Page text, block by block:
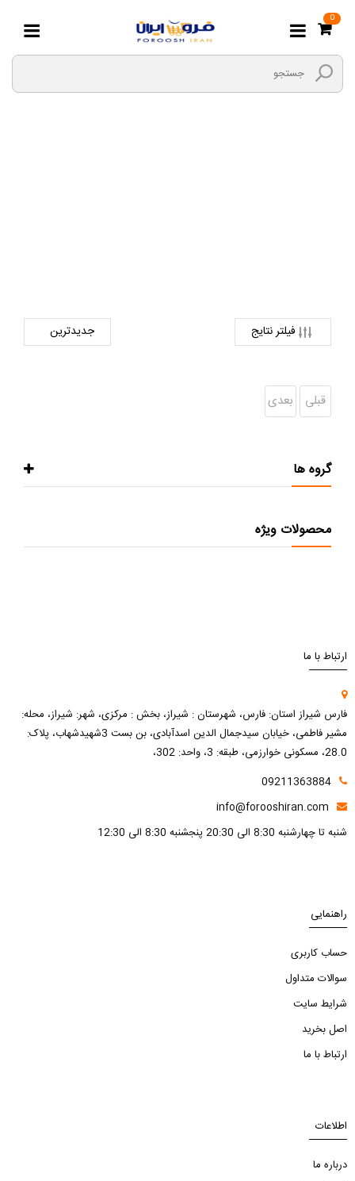
0
فیلتر نتایج
قبلی بعدی
گروه ها
محصولات ویژه
ارتباط با ما
فارس شیراز استان: فارس، شهرستان : شیراز، بخش : مرکزی، شهر: شیراز، محله:
مشیر فاطمی، خیابان سیدجمال الدین اسدآبادی، بن بست 3شهیدشهاب، پلاک:
28.0، مسکونی خوارزمی، طبقه: 3، واحد: 302،
09211363884
info@forooshiran.com
شنبه تا چهارشنبه 8:30 الی 20:30 پنجشنبه 8:30 الی 12:30
راهنمایی
حساب کاربری
سوالات متداول
شرایط سایت
اصل بخرید
ارتباط با ما
اطلاعات
درباره ما